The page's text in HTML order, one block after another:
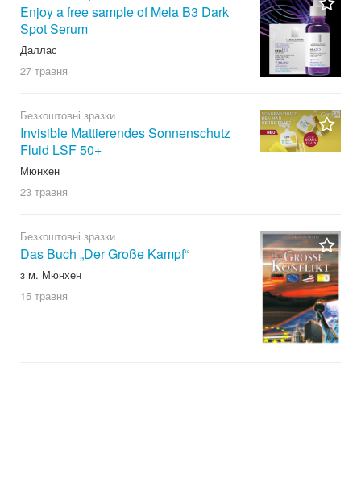
Enjoy a free sample of Mela B3 Dark
Spot Serum
Даллас
27 травня
Безкоштовні зразки
Invisible Mattierendes Sonnenschutz
Fluid LSF 50+
Мюнхен
23 травня
Безкоштовні зразки
Das Buch „Der Große Kampf“
з м. Мюнхен
15 травня